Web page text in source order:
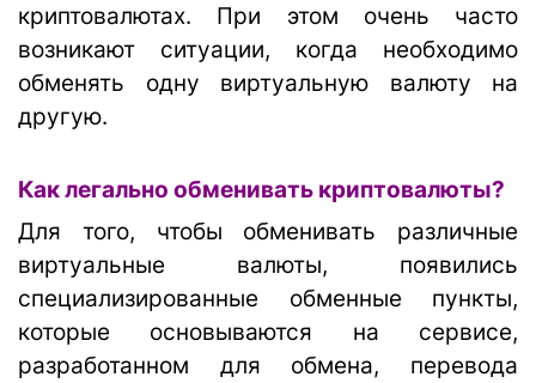
криптовалютах. При этом очень часто
возникают ситуации, когда необходимо
обменять одну виртуальную валюту на
другую.
Как легально обменивать криптовалюты?
Для того, чтобы обменивать различные
виртуальные валюты, появились
специализированные обменные пункты,
которые основываются на сервисе,
разработанном для обмена, перевода